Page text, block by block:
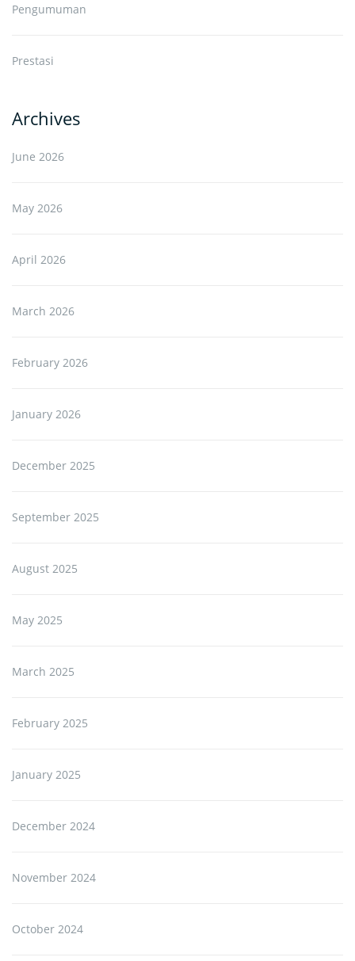
Pengumuman
Prestasi
Archives
June 2026
May 2026
April 2026
March 2026
February 2026
January 2026
December 2025
September 2025
August 2025
May 2025
March 2025
February 2025
January 2025
December 2024
November 2024
October 2024